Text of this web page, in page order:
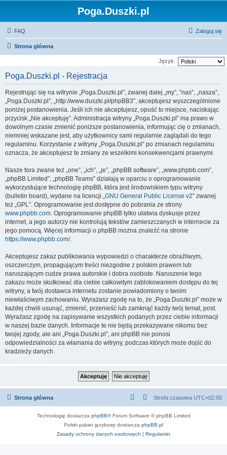
Poga.Duszki.pl
FAQ Zaloguj się
Strona główna
Język:
Poga.Duszki.pl - Rejestracja
Rejestrując się na witrynie „Poga.Duszki.pl”, zwanej dalej „my”, ”nas”, „nasza”,
„Poga.Duszki.pl”, „http://www.duszki.pl/phpBB3”, akceptujesz wyszczególnione
poniżej postanowienia. Jeśli ich nie akceptujesz, opuść to miejsce, naciskając
przycisk „Nie akceptuję”. Administracja witryny „Poga.Duszki.pl” ma prawo w
dowolnym czasie zmienić poniższe postanowienia, informując cię o zmianach,
niemniej wskazane jest, aby użytkownicy sami regularnie zaglądali do tego
regulaminu. Korzystanie z witryny „Poga.Duszki.pl” po zmianach regulaminu
oznacza, że akceptujesz te zmiany ze wszelkimi konsekwencjami prawnymi.
Nasze fora zwane też „one”, „ich”, „je”, „phpBB software”, „www.phpbb.com”,
„phpBB Limited”, „phpBB Teams” działają w oparciu o oprogramowanie
wykorzystujące technologię phpBB, która jest środowiskiem typu witryny
(bulletin board), wydane na licencji „GNU General Public License v2” zwanej
też „GPL”. Oprogramowanie jest dostępne do pobrania ze strony
www.phpbb.com. Oprogramowanie phpBB tylko ułatwia dyskusje przez
internet, a jego autorzy nie kontrolują tekstów zamieszczanych w internecie za
jego pomocą. Więcej informacji o phpBB można znaleźć na stronie
https://www.phpbb.com/.
Akceptujesz zakaz publikowania wypowiedzi o charakterze obraźliwym,
oszczerczym, propagującym treści niezgodne z polskim prawem lub
naruszającym cudze prawa autorskie i dobra osobiste. Naruszenie tego
zakazu może skutkować dla ciebie całkowitym zablokowaniem dostępu do tej
witryny, a twój dostawca internetu zostanie powiadomiony o twoim
niewłaściwym zachowaniu. Wyrażasz zgodę na to, że „Poga.Duszki.pl” może w
każdej chwili usunąć, zmienić, przenieść lub zamknąć każdy twój temat, post.
Wyrażasz zgodę na zapisywanie wszystkich podanych przez ciebie informacji
w naszej bazie danych. Informacje te nie będą przekazywane nikomu bez
twojej zgody, ale ani „Poga.Duszki.pl”, ani phpBB nie ponosi
odpowiedzialności za włamania do witryny, podczas których może dojść do
kradzieży danych.
Strona główna Strefa czasowa UTC+02:00
Technologię dostarcza phpBB® Forum Software © phpBB Limited
Polski pakiet językowy dostarcza phpBB.pl
Zasady ochrony danych osobowych | Regulamin